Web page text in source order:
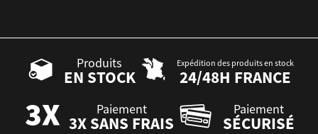
Produits
EN STOCK
Expédition des produits en stock
24/48H FRANCE
Paiement
3X SANS FRAIS
Paiement
SÉCURISÉ